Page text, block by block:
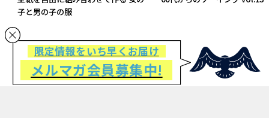
子と男の子の服
限定情報をいち早くお届け
メルマガ会員募集中!